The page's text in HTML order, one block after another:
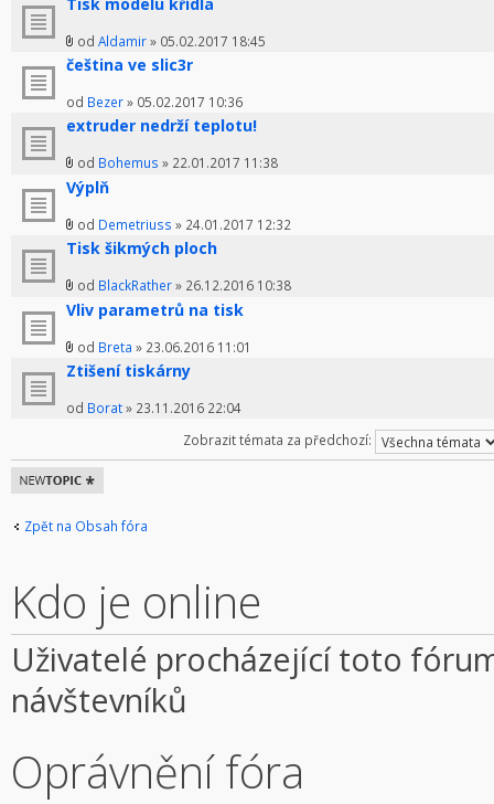
Tisk modelu křídla
od Aldamir» 05.02.2017 18:45
čeština ve slic3r
od Bezer» 05.02.2017 10:36
extruder nedrží teplotu!
od Bohemus » 22.01.2017 11:38
Výplň
od Demetriuss » 24.01.2017 12:32
Tisk šikmých ploch
od BlackRather» 26.12.2016 10:38
Vliv parametrů na tisk
od Breta » 23.06.2016 11:01
Ztišení tiskárny
od Borat» 23.11.2016 22:04
Zobrazit témata za předchozí:
Odeslat nové
téma
Zpět na Obsah fóra
Kdo je online
Uživatelé procházející toto
návštevníků
Oprávnění fóra